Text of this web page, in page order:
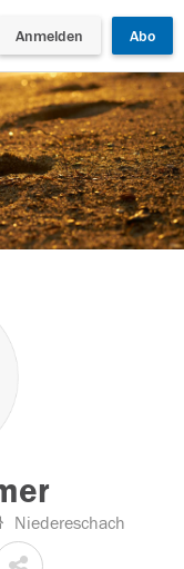
Anmelden Abo
Niedereschach